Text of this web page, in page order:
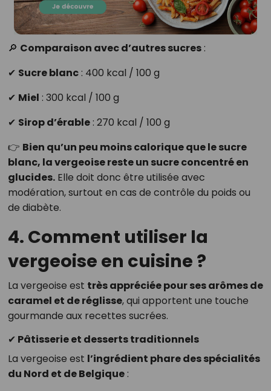
🔎 Comparaison avec d’autres sucres:
✔ Sucre blanc: 400 kcal / 100 g
✔ Miel : 300 kcal / 100 g
✔ Sirop d’érable: 270 kcal / 100 g
👉 Bien qu’un peu moins calorique que le sucre
blanc, la vergeoise reste un sucre concentré en
glucides.Elle doit donc être utilisée avec
modération, surtout en cas de contrôle du poids ou
de diabète.
4. Comment utiliser la
vergeoise en cuisine ?
La vergeoise est très appréciée pour ses arômes de
caramel et de réglisse, qui apportent une touche
gourmande aux recettes sucrées.
✔ Pâtisserie et desserts traditionnels
La vergeoise est l’ingrédient phare des spécialités
du Nord et de Belgique: